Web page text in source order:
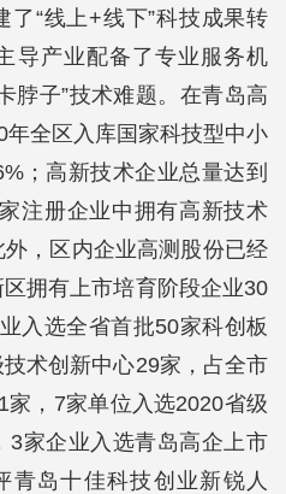
了“线上+线下”科技成果转
导产业配备了专业服务机
脖子”技术难题。在青岛高
全区入库国家科技型中小
；高新技术企业总量达到
注册企业中拥有高新技术
，区内企业高测股份已经
拥有上市培育阶段企业30
入选全省首批50家科创板
术创新中心29家，占全市
，7家单位入选2020省级
3家企业入选青岛高企上市
青岛十佳科技创业新锐人